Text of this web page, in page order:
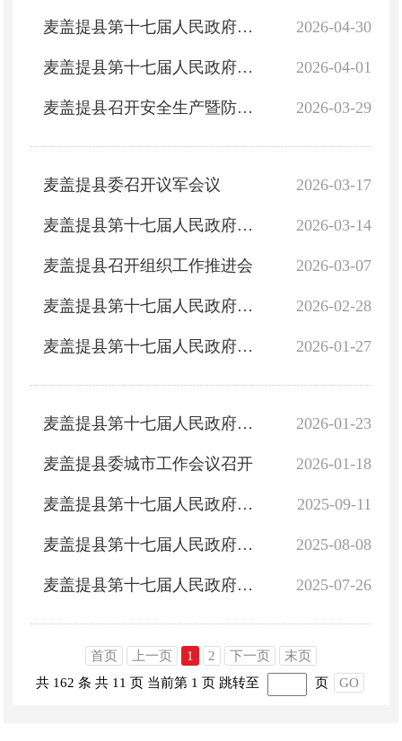
2026-04-30
麦盖提县第十七届人民政府召开第52次常务会议
2026-04-01
麦盖提县第十七届人民政府召开第51次常务会议
2026-03-29
麦盖提县召开安全生产暨防灾减灾救灾委员会第二次全体会议
2026-03-17
麦盖提县委召开议军会议
2026-03-14
麦盖提县第十七届人民政府召开第50次常务会议
2026-03-07
麦盖提县召开组织工作推进会
2026-02-28
麦盖提县第十七届人民政府召开第49次常务会议
2026-01-27
麦盖提县第十七届人民政府召开第48次常务会议
2026-01-23
麦盖提县第十七届人民政府召开第47次常务会议
2026-01-18
麦盖提县委城市工作会议召开
2025-09-11
麦盖提县第十七届人民政府召开第44次常务会议
2025-08-08
麦盖提县第十七届人民政府召开第43次常务会议
2025-07-26
麦盖提县第十七届人民政府召开第42次常务会议
首页 上一页 1 2 下一页
末页
共 162 条 共 11 页 当前第 1 页 跳转至 页 GO